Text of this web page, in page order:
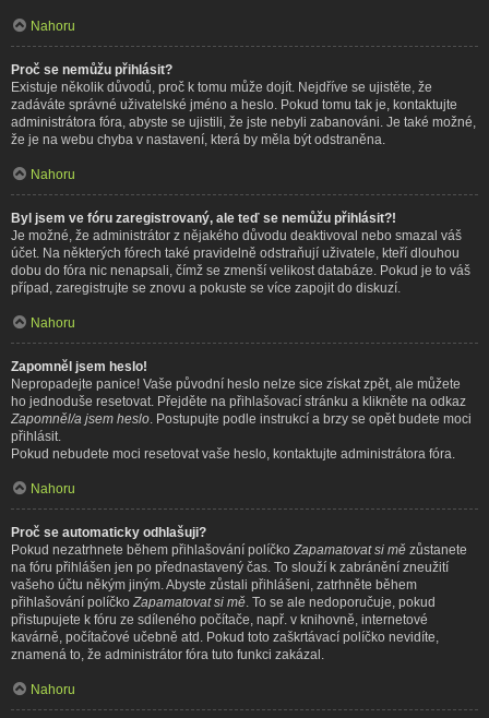
Nahoru
Proč se nemůžu přihlásit?
Existuje několik důvodů, proč k tomu může dojít. Nejdříve se ujistěte, že
zadáváte správné uživatelské jméno a heslo. Pokud tomu tak je, kontaktujte
administrátora fóra, abyste se ujistili, že jste nebyli zabanováni. Je také možné,
že je na webu chyba v nastavení, která by měla být odstraněna.
Nahoru
Byl jsem ve fóru zaregistrovaný, ale teď se nemůžu přihlásit?!
Je možné, že administrátor z nějakého důvodu deaktivoval nebo smazal váš
účet. Na některých fórech také pravidelně odstraňují uživatele, kteří dlouhou
dobu do fóra nic nenapsali, čímž se zmenší velikost databáze. Pokud je to váš
případ, zaregistrujte se znovu a pokuste se více zapojit do diskuzí.
Nahoru
Zapomněl jsem heslo!
Nepropadejte panice! Vaše původní heslo nelze sice získat zpět, ale můžete
ho jednoduše resetovat. Přejděte na přihlašovací stránku a klikněte na odkaz
Zapomněl/a jsem heslo . Postupujte podle instrukcí a brzy se opět budete moci
přihlásit.
Pokud nebudete moci resetovat vaše heslo, kontaktujte administrátora fóra.
Nahoru
Proč se automaticky odhlašuji?
Pokud nezatrhnete během přihlašování políčko Zapamatovat si mě zůstanete
na fóru přihlášen jen po přednastavený čas. To slouží k zabránění zneužití
vašeho účtu někým jiným. Abyste zůstali přihlášeni, zatrhněte během
přihlašování políčko Zapamatovat si mě . To se ale nedoporučuje, pokud
přistupujete k fóru ze sdíleného počítače, např. v knihovně, internetové
kavárně, počítačové učebně atd. Pokud toto zaškrtávací políčko nevidíte,
znamená to, že administrátor fóra tuto funkci zakázal.
Nahoru